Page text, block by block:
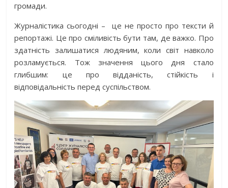
громади.
Журналістика сьогодні –
це не просто про тексти й
репортажі. Це про сміливість бути там, де важко. Про
здатність залишатися людяним, коли світ навколо
розламується. Тож значення цього дня стало
глибшим: це про відданість, стійкість і
відповідальність перед суспільством.